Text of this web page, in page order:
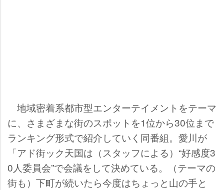
地域密着系都市型エンターテイメントをテーマ
に、さまざまな街のスポットを1位から30位まで
ランキング形式で紹介していく同番組。愛川が
「アド街ック天国は（スタッフによる）“好感度3
0人委員会”で会議をして決めている。（テーマの
街も）下町が続いたら今度はちょっと山の手と